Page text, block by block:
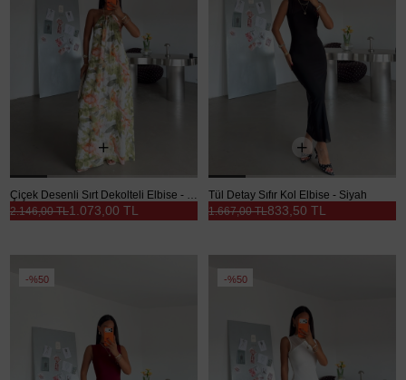
Çiçek Desenli Sırt Dekolteli Elbise - Yeşil
1.073,00 TL
2.146,00 TL
Tül Detay Sıfır Kol Elbise - Siyah
833,50 TL
1.667,00 TL
%50 %50